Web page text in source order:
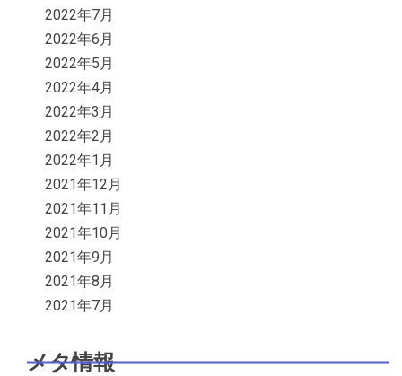
2022年7月
2022年6月
2022年5月
2022年4月
2022年3月
2022年2月
2022年1月
2021年12月
2021年11月
2021年10月
2021年9月
2021年8月
2021年7月
メタ情報